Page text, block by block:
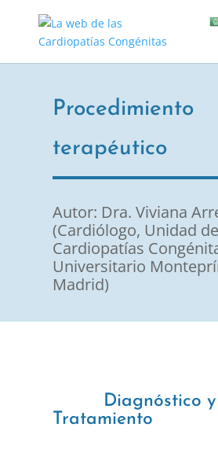
Procedimiento
terapéutico
Autor: Dra. Viviana
(Cardiólogo, Unidad de
Cardiopatías
Universitario
Madrid)
Diagnóstico y
Tratamiento